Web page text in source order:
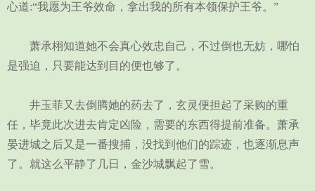
心道:“我愿为王爷效命，拿出我的所有本领保护王爷。”
萧承栩知道她不会真心效忠自己，不过倒也无妨，哪怕
是强迫，只要能达到目的便也够了。
井玉菲又去倒腾她的药去了，玄灵便担起了采购的重
任，毕竟此次进去肯定凶险，需要的东西得提前准备。萧承
晏进城之后又是一番搜捕，没找到他们的踪迹，也逐渐息声
了。就这么平静了几日，金沙城飘起了雪。